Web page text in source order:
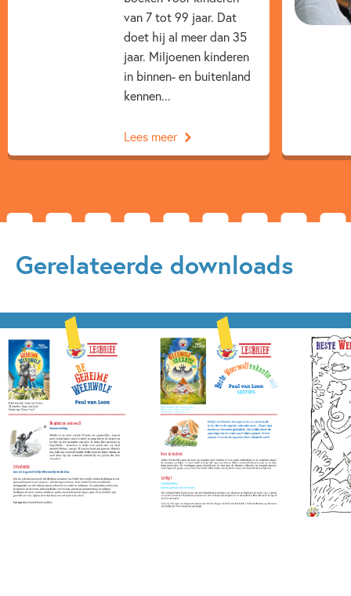
Spanning
Spanning & griezelen
Vriendschap
Paul van Loon Hugo van Look
van 7 tot 99 jaar. Dat
doet hij al meer dan 35
jaar. Miljoenen kinderen
in binnen- en buitenland
kennen...
Lees meer
Gerelateerde downloads